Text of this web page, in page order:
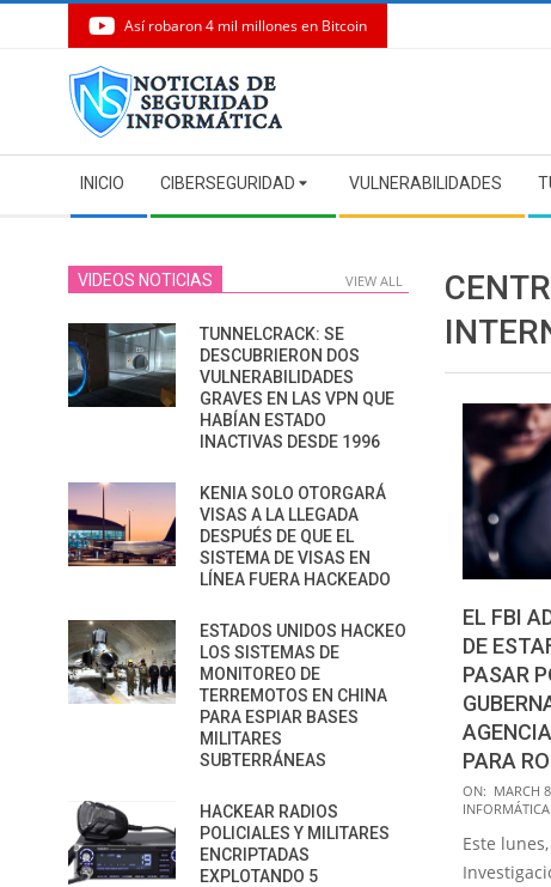
Así robaron 4 mil millones en Bitcoin
Navigation
Menu
INICIO CIBERSEGURIDAD VULNERABILIDADES
EL FBI
DE
PASAR
PARA
2022-
03-
08
ON: MARCH
INFORMÁTICA
Este
VIDEOS NOTICIAS VIEW ALL
TUNNELCRACK: SE
DESCUBRIERON DOS
VULNERABILIDADES
GRAVES EN LAS VPN QUE
HABÍAN ESTADO
INACTIVAS DESDE 1996
KENIA SOLO OTORGARÁ
VISAS A LA LLEGADA
DESPUÉS DE QUE EL
SISTEMA DE VISAS EN
LÍNEA FUERA HACKEADO
ESTADOS UNIDOS HACKEO
LOS SISTEMAS DE
MONITOREO DE
TERREMOTOS EN CHINA
PARA ESPIAR BASES
MILITARES
SUBTERRÁNEAS
HACKEAR RADIOS
POLICIALES Y MILITARES
ENCRIPTADAS
EXPLOTANDO 5